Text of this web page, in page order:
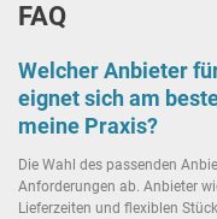
FAQ
Welcher Anbieter
eignet sich am
meine Praxis?
Die Wahl des passenden
Anforderungen ab. Anbieter
Lieferzeiten und flexiblen